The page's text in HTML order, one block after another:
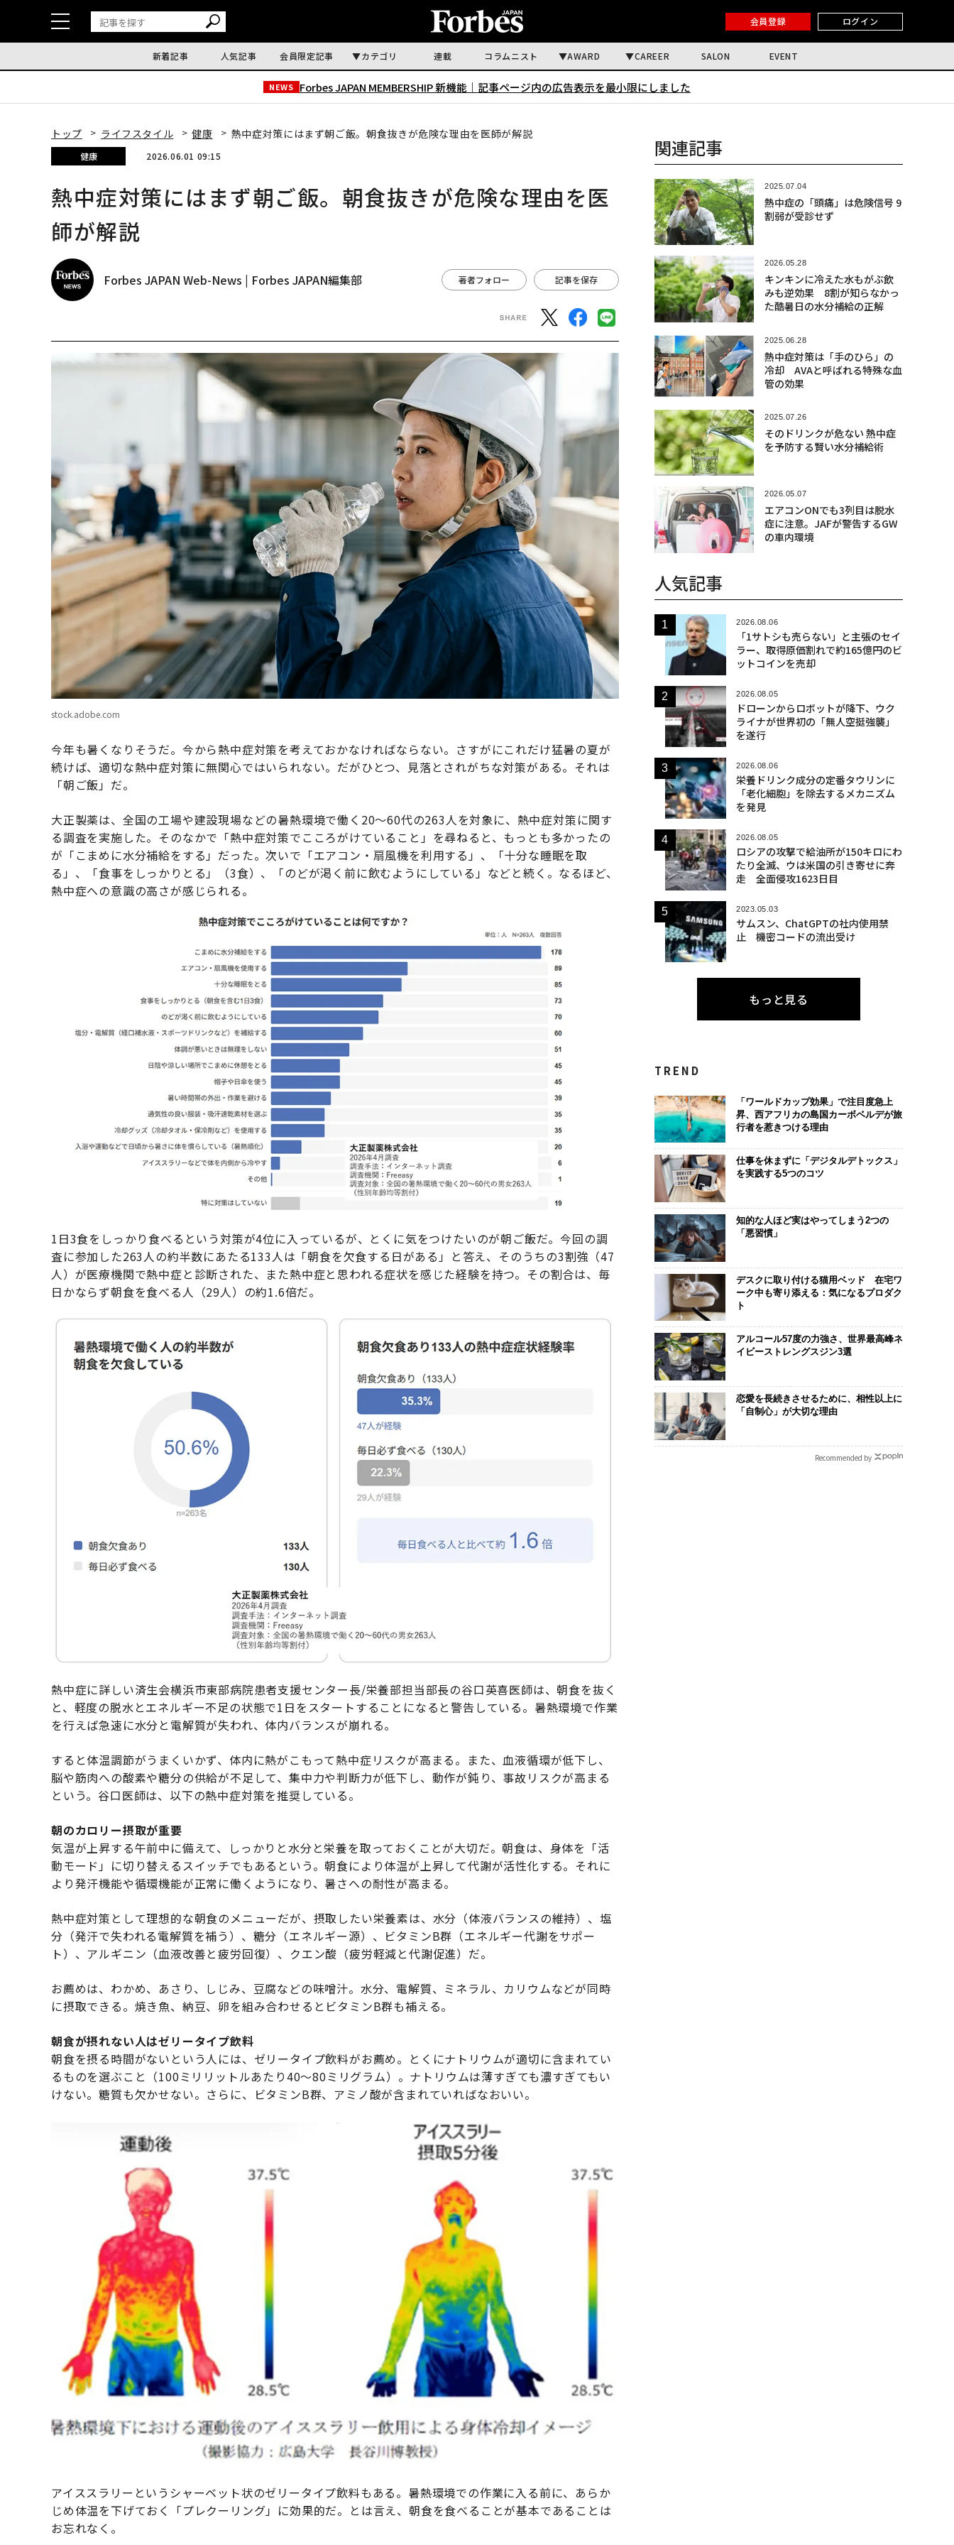
会員登録 ログイン
新着記事 人気記事 会員限定記事 カテゴリ 連載 コラムニスト AWARD CAREER SALON EVENT
NEWS Forbes JAPAN MEMBERSHIP 新機能｜ 記事ページ内の広告表示を最小限にしました
トップ ライフスタイル 健康 熱中症対策にはまず朝ご飯。朝食抜きが危険な理由を医師が解説
健康 2026.06.01 09:15
熱中症対策にはまず朝ご飯。朝食抜きが危険な理由を医
師が解説
Forbes JAPAN Web-News | Forbes JAPAN編集部 著者フォロー 記事を保存
stock.adobe.com
今年も暑くなりそうだ。今から熱中症対策を考えておかなければならない。さすがにこれだけ猛暑の夏が
続けば、適切な熱中症対策に無関心ではいられない。だがひとつ、見落とされがちな対策がある。それは
「朝ご飯」だ。
大正製薬は、全国の工場や建設現場などの暑熱環境で働く20～60代の263人を対象に、熱中症対策に関す
る調査を実施した。そのなかで「熱中症対策でこころがけていること」を尋ねると、もっとも多かったの
が「こまめに水分補給をする」だった。次いで「エアコン・扇風機を利用する」、「十分な睡眠を取
る」、「食事をしっかりとる」（3食）、「のどが渇く前に飲むようにしている」などと続く。なるほど、
熱中症への意識の高さが感じられる。
1日3食をしっかり食べるという対策が4位に入っているが、とくに気をつけたいのが朝ご飯だ。今回の調
査に参加した263人の約半数にあたる133人は「朝食を欠食する日がある」と答え、そのうちの3割強（47
人）が医療機関で熱中症と診断された、また熱中症と思われる症状を感じた経験を持つ。その割合は、毎
日かならず朝食を食べる人（29人）の約1.6倍だ。
熱中症に詳しい済生会横浜市東部病院患者支援センター長/栄養部担当部長の谷口英喜医師は、朝食を抜く
と、軽度の脱水とエネルギー不足の状態で1日をスタートすることになると警告している。暑熱環境で作業
を行えば急速に水分と電解質が失われ、体内バランスが崩れる。
すると体温調節がうまくいかず、体内に熱がこもって熱中症リスクが高まる。また、血液循環が低下し、
脳や筋肉への酸素や糖分の供給が不足して、集中力や判断力が低下し、動作が鈍り、事故リスクが高まる
という。谷口医師は、以下の熱中症対策を推奨している。
朝のカロリー摂取が重要
気温が上昇する午前中に備えて、しっかりと水分と栄養を取っておくことが大切だ。朝食は、身体を「活
動モード」に切り替えるスイッチでもあるという。朝食により体温が上昇して代謝が活性化する。それに
より発汗機能や循環機能が正常に働くようになり、暑さへの耐性が高まる。
熱中症対策として理想的な朝食のメニューだが、摂取したい栄養素は、水分（体液バランスの維持）、塩
分（発汗で失われる電解質を補う）、糖分（エネルギー源）、ビタミンB群（エネルギー代謝をサポー
ト）、アルギニン（血液改善と疲労回復）、クエン酸（疲労軽減と代謝促進）だ。
お薦めは、わかめ、あさり、しじみ、豆腐などの味噌汁。水分、電解質、ミネラル、カリウムなどが同時
に摂取できる。焼き魚、納豆、卵を組み合わせるとビタミンB群も補える。
朝食が摂れない人はゼリータイプ飲料
朝食を摂る時間がないという人には、ゼリータイプ飲料がお薦め。とくにナトリウムが適切に含まれてい
るものを選ぶこと（100ミリリットルあたり40〜80ミリグラム）。ナトリウムは薄すぎても濃すぎてもい
けない。糖質も欠かせない。さらに、ビタミンB群、アミノ酸が含まれていればなおいい。
アイススラリーというシャーベット状のゼリータイプ飲料もある。暑熱環境での作業に入る前に、あらか
じめ体温を下げておく「プレクーリング」に効果的だ。とは言え、朝食を食べることが基本であることは
お忘れなく。
関連記事
2025.07.04
熱中症の「頭痛」は危険信号 9
割弱が受診せず
2026.05.28
キンキンに冷えた水もがぶ飲
みも逆効果 8割が知らなかっ
た酷暑日の水分補給の正解
2025.06.28
熱中症対策は「手のひら」の
冷却 AVAと呼ばれる特殊な血
管の効果
2025.07.26
そのドリンクが危ない 熱中症
を予防する賢い水分補給術
2026.05.07
エアコンONでも3列目は脱水
症に注意。JAFが警告するGW
の車内環境
人気記事
2026.08.06
「1サトシも売らない」と主張のセイ
ラー、取得原価割れで約165億円のビ
ットコインを売却
2026.08.05
ドローンからロボットが降下、ウク
ライナが世界初の「無人空挺強襲」
を遂行
2026.08.06
栄養ドリンク成分の定番タウリンに
「老化細胞」を除去するメカニズム
を発見
2026.08.05
ロシアの攻撃で給油所が150キロにわ
たり全滅、ウは米国の引き寄せに奔
走 全面侵攻1623日目
2023.05.03
サムスン、ChatGPTの社内使用禁
止 機密コードの流出受け
もっと見る
TREND
「ワールドカップ効果」で注目度急上
昇、西アフリカの島国カーボベルデが旅
行者を惹きつける理由
仕事を休まずに「デジタルデトックス」
を実践する5つのコツ
知的な人ほど実はやってしまう2つの
「悪習慣」
デスクに取り付ける猫用ベッド 在宅ワ
ーク中も寄り添える：気になるプロダク
ト
アルコール57度の力強さ、世界最高峰ネ
イビーストレングスジン3選
恋愛を長続きさせるために、相性以上に
「自制心」が大切な理由
Recommended by